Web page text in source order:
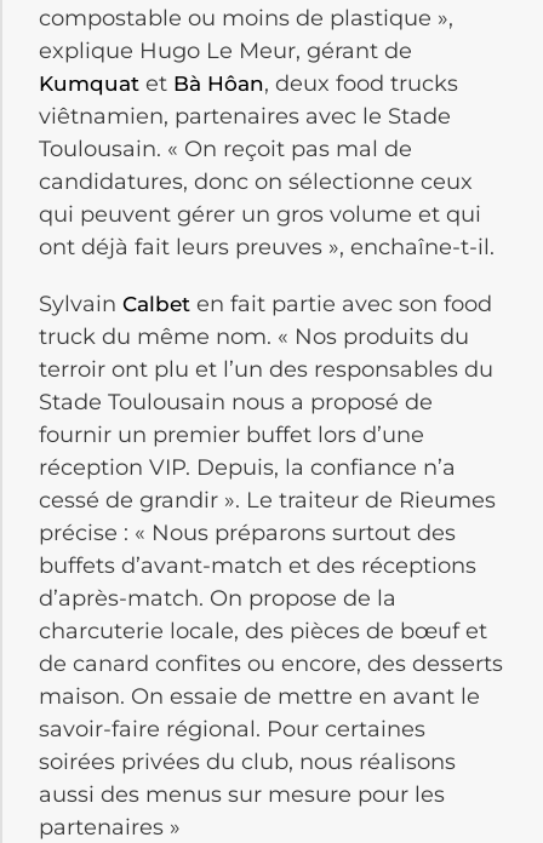
compostable ou moins de plastique »,
explique Hugo Le Meur, gérant de
Kumquat et Bà Hôan, deux food trucks
viêtnamien, partenaires avec le Stade
Toulousain. « On reçoit pas mal de
candidatures, donc on sélectionne ceux
qui peuvent gérer un gros volume et qui
ont déjà fait leurs preuves », enchaîne-t-il.
Sylvain Calbet en fait partie avec son food
truck du même nom. « Nos produits du
terroir ont plu et l’un des responsables du
Stade Toulousain nous a proposé de
fournir un premier buffet lors d’une
réception VIP. Depuis, la confiance n’a
cessé de grandir ». Le traiteur de Rieumes
précise : « Nous préparons surtout des
buffets d’avant-match et des réceptions
d’après-match. On propose de la
charcuterie locale, des pièces de bœuf et
de canard confites ou encore, des desserts
maison. On essaie de mettre en avant le
savoir-faire régional. Pour certaines
soirées privées du club, nous réalisons
aussi des menus sur mesure pour les
partenaires »